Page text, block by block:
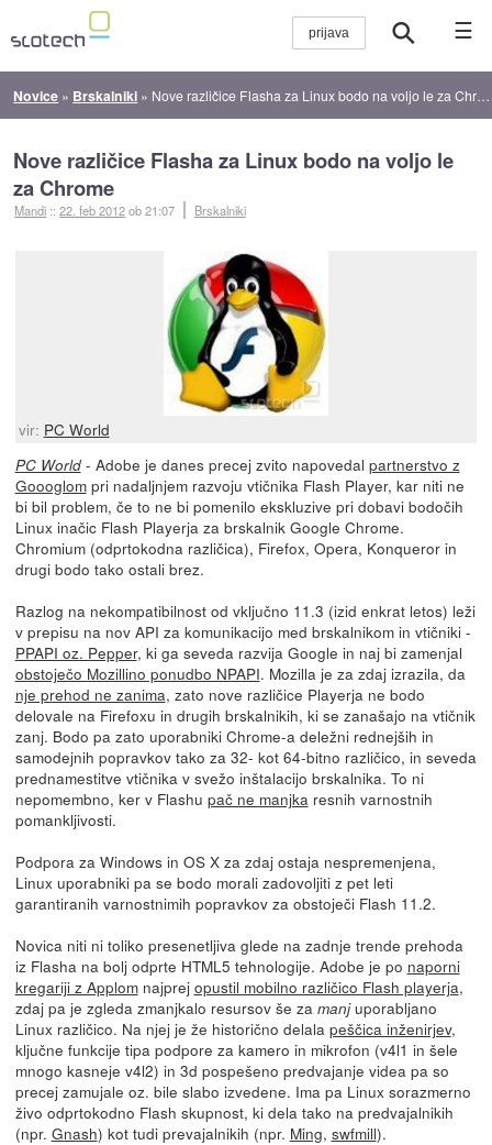
☰
Novice » Brskalniki » Nove različice Flasha za Linux bodo na voljo le za Chrome
Nove različice Flasha za Linux bodo na voljo le
za Chrome
Mandi ::22. feb 2012ob 21:07 Brskalniki
vir: PC World
PC World- Adobe je danes precej zvito napovedal partnerstvo z
Goooglompri nadaljnjem razvoju vtičnika Flash Player, kar niti ne
bi bil problem, če to ne bi pomenilo ekskluzive pri dobavi bodočih
Linux inačic Flash Playerja za brskalnik Google Chrome.
Chromium (odprtokodna različica), Firefox, Opera, Konqueror in
drugi bodo tako ostali brez.
Razlog na nekompatibilnost od vključno 11.3 (izid enkrat letos) leži
v prepisu na nov API za komunikacijo med brskalnikom in vtičniki -
PPAPI oz. Pepper, ki ga seveda razvija Google in naj bi zamenjal
obstoječo Mozillino ponudbo NPAPI. Mozilla je za zdaj izrazila, da
nje prehod ne zanima, zato nove različice Playerja ne bodo
delovale na Firefoxu in drugih brskalnikih, ki se zanašajo na vtičnik
zanj. Bodo pa zato uporabniki Chrome-a deležni rednejših in
samodejnih popravkov tako za 32- kot 64-bitno različico, in seveda
prednamestitve vtičnika v svežo inštalacijo brskalnika. To ni
nepomembno, ker v Flashu pač ne manjka resnih varnostnih
pomankljivosti.
Podpora za Windows in OS X za zdaj ostaja nespremenjena,
Linux uporabniki pa se bodo morali zadovoljiti z pet leti
garantiranih varnostnimih popravkov za obstoječi Flash 11.2.
Novica niti ni toliko presenetljiva glede na zadnje trende prehoda
iz Flasha na bolj odprte HTML5 tehnologije. Adobe je po naporni
kregariji z Applomnajprej opustil mobilno različico Flash playerja,
zdaj pa je zgleda zmanjkalo resursov še za manjuporabljano
Linux različico. Na njej je že historično delala peščica inženirjev,
ključne funkcije tipa podpore za kamero in mikrofon (v4l1 in šele
mnogo kasneje v4l2) in 3d pospešeno predvajanje videa pa so
precej zamujale oz. bile slabo izvedene. Ima pa Linux sorazmerno
živo odprtokodno Flash skupnost, ki dela tako na predvajalnikih
(npr. Gnash) kot tudi prevajalnikih (npr. Ming, swfmill).